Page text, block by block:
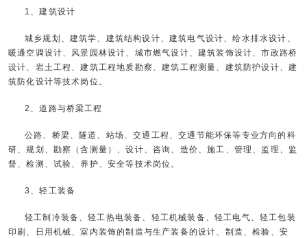
1、建筑设计
城乡规划、建筑学、建筑结构设计、建筑电气设计、给水排水设计、
暖通空调设计、风景园林设计、城市燃气设计、建筑装饰设计、市政路桥
设计、岩土工程、建筑工程地质勘察、建筑工程测量、建筑防护设计、建
筑防化设计等技术岗位。
2、道路与桥梁工程
公路、桥梁、隧道、站场、交通工程、交通节能环保等专业方向的科
研、规划、勘察（含测量）、设计、咨询、造价、施工、管理、监理、监
督、检测、试验、养护、安全等技术岗位。
3、轻工装备
轻工制冷装备、轻工热电装备、轻工机械装备、轻工电气、轻工包装
印刷、日用机械、室内装饰的制造与生产装备的设计、制造、检验、安